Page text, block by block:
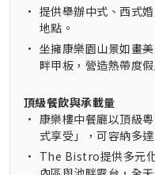
• 提供舉辦中式、西式
地點。
• 坐擁康樂園山景如畫
畔甲板，營造熱帶度假
頂級餐飲與承載量
• 康樂樓中餐廳以頂級
式享受」，可容納多
• The Bistro提供多元